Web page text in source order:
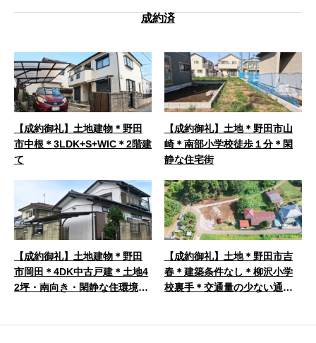
成約済
【成約御礼】土地建物＊野田
市中根＊3LDK+S+WIC＊2階建
て
【成約御礼】土地＊野田市山
崎＊南部小学校徒歩１分＊閑
静な住宅街
【成約御礼】土地建物＊野田
市岡田＊4DK中古戸建＊土地4
2坪・南向き・閑静な住環境＊
【成約御礼】土地＊野田市吉
春＊建築条件なし＊柳沢小学
校裏手＊交通量の少ない通学